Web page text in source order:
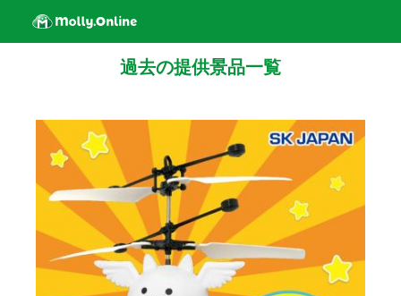
過去の提供景品一覧